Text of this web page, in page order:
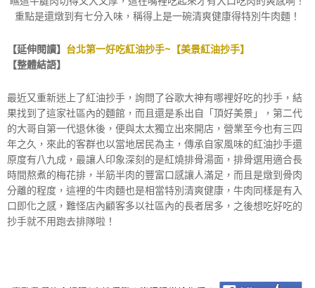
重點是還燉到有七分入味，稱得上是一碗清爽健康得特別牛肉麵！
【延伸閱讀】 台北第一好吃紅油抄手~【美景紅油抄手】
【整體結語】
最近又重新迷上了紅油抄手，詢問了谷歌大神有哪裡好吃的抄手，結
果找到了這家社區內的麵館，而且還是系出自「頂好美景」，第二代
的大哥自第一代退休後，便與太太獨立出來開店，營業至今也有三四
年之久，來此的客群也以當地居民為主，傳承自家風味的紅油抄手還
原度有八九成，最讓人印象深刻的是紅燒排骨湯面，排骨選用適合長
時間熬煮的梅花排，半筋半肉的豐富口感讓人滿足，而且是燉到骨肉
分離的程度，這裡的牛肉麵也是相當特別清爽健康，牛肉同樣是有入
口即化之感，難怪店內顧客多以社區內的長者居多，之後想吃好吃的
抄手就不用跑去排隊啦！